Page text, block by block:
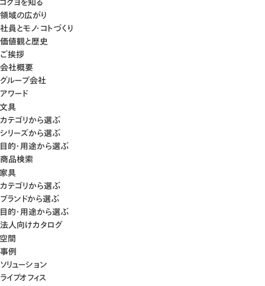
領域の広がり
社員とモノ・コトづくり
価値観と歴史
ご挨拶
会社概要
グループ会社
アワード
文具
カテゴリから選ぶ
シリーズから選ぶ
目的・用途から選ぶ
商品検索
家具
カテゴリから選ぶ
ブランドから選ぶ
目的・用途から選ぶ
法人向けカタログ
空間
事例
ソリューション
ライブオフィス